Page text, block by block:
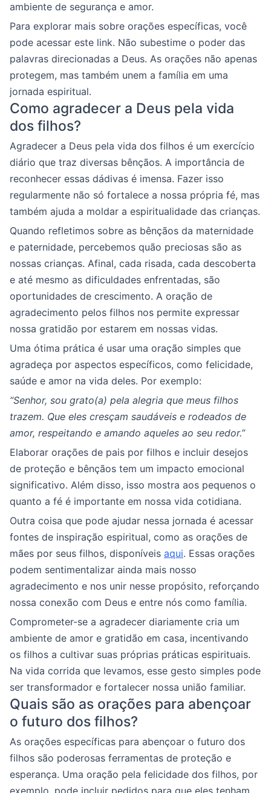
ambiente de segurança e amor.
Para explorar mais sobre orações específicas, você
pode acessar este link. Não subestime o poder das
palavras direcionadas a Deus. As orações não apenas
protegem, mas também unem a família em uma
jornada espiritual.
Como agradecer a Deus pela vida
dos filhos?
Agradecer a Deus pela vida dos filhos é um exercício
diário que traz diversas bênçãos. A importância de
reconhecer essas dádivas é imensa. Fazer isso
regularmente não só fortalece a nossa própria fé, mas
também ajuda a moldar a espiritualidade das crianças.
Quando refletimos sobre as bênçãos da maternidade
e paternidade, percebemos quão preciosas são as
nossas crianças. Afinal, cada risada, cada descoberta
e até mesmo as dificuldades enfrentadas, são
oportunidades de crescimento. A oração de
agradecimento pelos filhos nos permite expressar
nossa gratidão por estarem em nossas vidas.
Uma ótima prática é usar uma oração simples que
agradeça por aspectos específicos, como felicidade,
saúde e amor na vida deles. Por exemplo:
“Senhor, sou grato(a) pela alegria que meus filhos
trazem. Que eles cresçam saudáveis e rodeados de
amor, respeitando e amando aqueles ao seu redor.”
Elaborar orações de pais por filhos e incluir desejos
de proteção e bênçãos tem um impacto emocional
significativo. Além disso, isso mostra aos pequenos o
quanto a fé é importante em nossa vida cotidiana.
Outra coisa que pode ajudar nessa jornada é acessar
fontes de inspiração espiritual, como as orações de
mães por seus filhos, disponíveis aqui. Essas orações
podem sentimentalizar ainda mais nosso
agradecimento e nos unir nesse propósito, reforçando
nossa conexão com Deus e entre nós como família.
Comprometer-se a agradecer diariamente cria um
ambiente de amor e gratidão em casa, incentivando
os filhos a cultivar suas próprias práticas espirituais.
Na vida corrida que levamos, esse gesto simples pode
ser transformador e fortalecer nossa união familiar.
Quais são as orações para abençoar
o futuro dos filhos?
As orações específicas para abençoar o futuro dos
filhos são poderosas ferramentas de proteção e
esperança. Uma oração pela felicidade dos filhos, por
exemplo, pode incluir pedidos para que eles tenham